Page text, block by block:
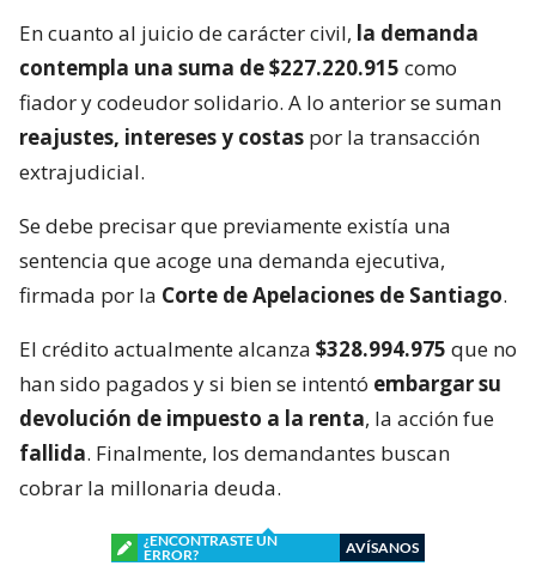
En cuanto al juicio de carácter civil, la demanda
contempla una suma de $227.220.915 como
fiador y codeudor solidario. A lo anterior se suman
reajustes, intereses y costas por la transacción
extrajudicial.
Se debe precisar que previamente existía una
sentencia que acoge una demanda ejecutiva,
firmada por la Corte de Apelaciones de Santiago.
El crédito actualmente alcanza $328.994.975 que no
han sido pagados y si bien se intentó embargar su
devolución de impuesto a la renta, la acción fue
fallida. Finalmente, los demandantes buscan
cobrar la millonaria deuda.
¿ENCONTRASTE UN
ERROR?
AVÍSANOS